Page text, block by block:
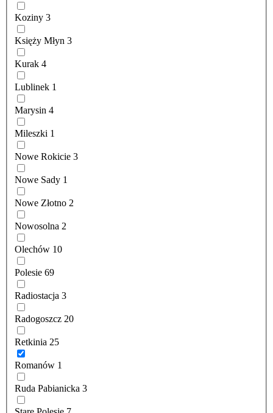
Koziny 3
Księży Młyn 3
Kurak 4
Lublinek 1
Marysin 4
Mileszki 1
Nowe Rokicie 3
Nowe Sady 1
Nowe Złotno 2
Nowosolna 2
Olechów 10
Polesie 69
Radiostacja 3
Radogoszcz 20
Retkinia 25
Romanów 1
Ruda Pabianicka 3